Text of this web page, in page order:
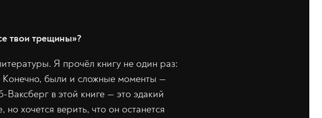
твои трещины»?
Я прочёл книгу не один раз:
Конечно, были и сложные моменты —
в этой книге — это эдакий
хочется верить, что он останется